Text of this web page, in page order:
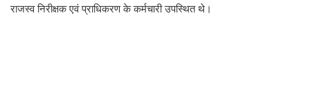
राजस्व निरीक्षक एवं प्राधिकरण के कर्मचारी उपस्थित थे।